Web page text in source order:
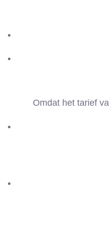
Omdat het tarief